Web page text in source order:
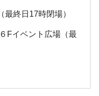
終日17時閉場）
Fイベント広場（最